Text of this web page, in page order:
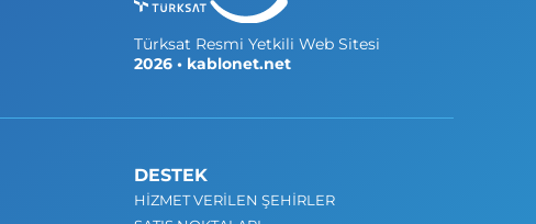
Türksat Resmi Yetkili Web Sitesi
2026 • kablonet.net
DESTEK
HİZMET VERİLEN ŞEHİRLER